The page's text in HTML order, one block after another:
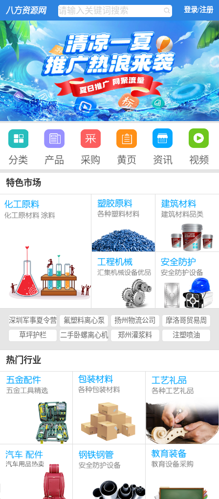
登录/注册
分类 产品 采购 黄页 资讯 视频
特色市场
深圳军事夏令营 氟塑料离心泵 扬州物流公司
摩洛哥贸易周
草坪护栏
二手卧螺离心机 郑州灌浆料 注塑喷油
热门行业